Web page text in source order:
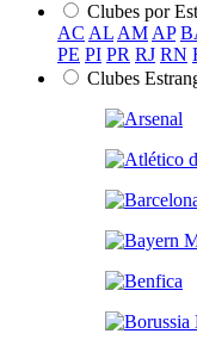
Clubes por
AC AL AM AP
PE PI PR RJ RN
Clubes